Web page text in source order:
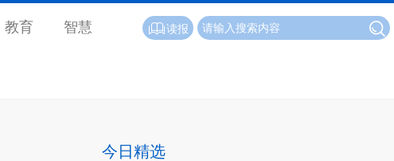
教育 智慧 读报
今日精选